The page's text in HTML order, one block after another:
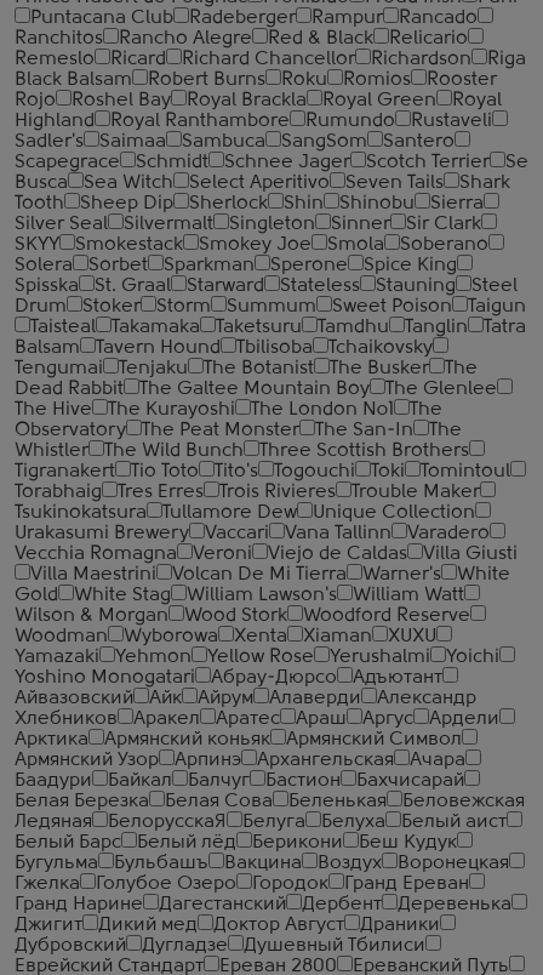
Puntacana Club
Radeberger Rampur
Rancado
Ranchitos
Rancho Alegre Red & Black
Relicario
Remeslo
Ricard Richard Chancellor Richardson
Riga
Black Balsam
Robert Burns Roku Romios
Rooster
Rojo
Roshel Bay Royal Brackla Royal Green
Royal
Highland
Royal Ranthambore Rumundo
Rustaveli
Sadler's
Saimaa Sambuca SangSom
Santero
Scapegrace
Schmidt Schnee Jager Scotch Terrier
Se
Busca
Sea Witch Select Aperitivo Seven Tails
Shark
Tooth
Sheep Dip Sherlock Shin Shinobu
Sierra
Silver Seal
Silvermalt Singleton Sinner
Sir Clark
SKYY
Smokestack Smokey Joe Smola
Soberano
Solera
Sorbet Sparkman Sperone
Spice King
Spisska
St. Graal Starward Stateless Stauning
Steel
Drum
Stoker Storm Summum Sweet Poison
Taigun
Taisteal
Takamaka Taketsuru Tamdhu Tanglin
Tatra
Balsam
Tavern Hound Tbilisoba
Tchaikovsky
Tengumai
Tenjaku The Botanist The Busker
The
Dead Rabbit
The Galtee Mountain Boy
The Glenlee
The Hive
The Kurayoshi The London №1
The
Observatory
The Peat Monster The San-In
The
Whistler
The Wild Bunch
Three Scottish Brothers
Tigranakert
Tio Toto Tito's Togouchi Toki
Tomintoul
Torabhaig
Tres Erres Trois Rivieres
Trouble Maker
Tsukinokatsura
Tullamore Dew
Unique Collection
Urakasumi Brewery
Vaccari Vana Tallinn
Varadero
Vecchia Romagna
Veroni Viejo de Caldas
Villa Giusti
Villa Maestrini
Volcan De Mi Tierra Warner's
White
Gold
White Stag William Lawson's
William Watt
Wilson & Morgan
Wood Stork
Woodford Reserve
Woodman
Wyborowa Xenta Xiaman
XUXU
Yamazaki
Yehmon Yellow Rose Yerushalmi
Yoichi
Yoshino Monogatari
Абрау-Дюрсо
Адъютант
Айвазовский
Айк Айрум Алаверди
Александр
Хлебников
Аракел Аратес Араш Аргус
Ардели
Арктика
Армянский коньяк
Армянский Символ
Армянский Узор
Арпинэ Архангельская
Ачара
Баадури
Байкал Балчуг Бастион
Бахчисарай
Белая Березка
Белая Сова Беленькая
Беловежская
Ледяная
БелорусскаЯ Белуга Белуха
Белый аист
Белый Барс
Белый лёд Берикони
Беш Кудук
Бугульма
Бульбашъ Вакцина Воздух
Воронецкая
Гжелка
Голубое Озеро Городок
Гранд Ереван
Гранд Нарине
Дагестанский Дербент
Деревенька
Джигит
Дикий мед Доктор Август
Драники
Дубровский
Дугладзе
Душевный Тбилиси
Еврейский Стандарт
Ереван 2800
Ереванский Путь